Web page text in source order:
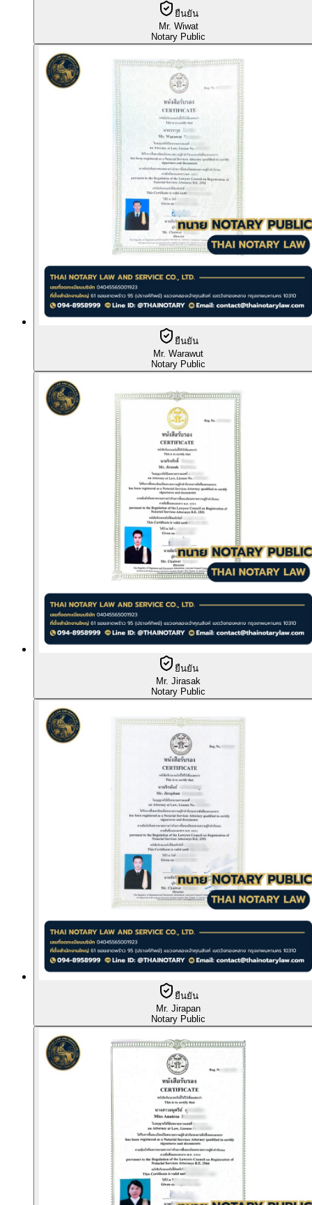
ยืนยัน
Mr. Wiwat
Notary Public
ยืนยัน
Mr. Warawut
Notary Public
ยืนยัน
Mr. Jirasak
Notary Public
ยืนยัน
Mr. Jirapan
Notary Public